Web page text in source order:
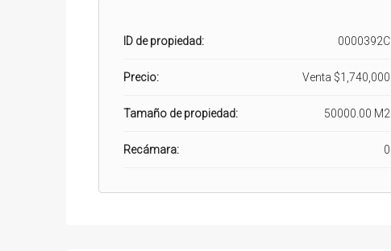
ID de propiedad: 0000392C
Precio: Venta $1,740,000
Tamaño de propiedad: 50000.00 M2
Recámara: 0